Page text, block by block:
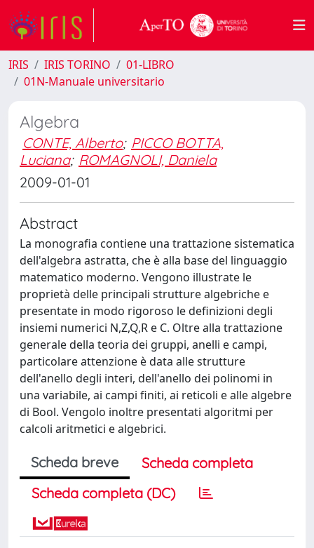
IRIS IRIS TORINO
01-LIBRO
01N-Manuale universitario
Algebra
CONTE, Alberto; PICCO BOTTA,
Luciana; ROMAGNOLI, Daniela
2009-01-01
Abstract
La monografia contiene una trattazione sistematica
dell'algebra astratta, che è alla base del linguaggio
matematico moderno. Vengono illustrate le
proprietà delle principali strutture algebriche e
presentate in modo rigoroso le definizioni degli
insiemi numerici N,Z,Q,R e C. Oltre alla trattazione
generale della teoria dei gruppi, anelli e campi,
particolare attenzione è data alle strutture
dell'anello degli interi, dell'anello dei polinomi in
una variabile, ai campi finiti, ai reticoli e alle algebre
di Bool. Vengolo inoltre presentati algoritmi per
calcoli aritmetici e algebrici.
Scheda breve
Scheda completa
Scheda completa (DC)